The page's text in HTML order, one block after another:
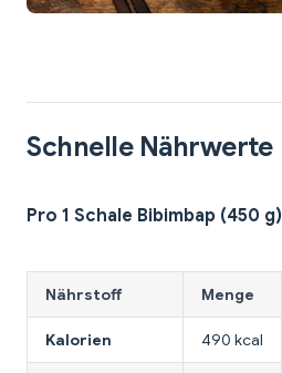
Schnelle Nährwerte
Pro 1 Schale Bibimbap (450 g)
Nährstoff Menge
Kalorien 490 kcal